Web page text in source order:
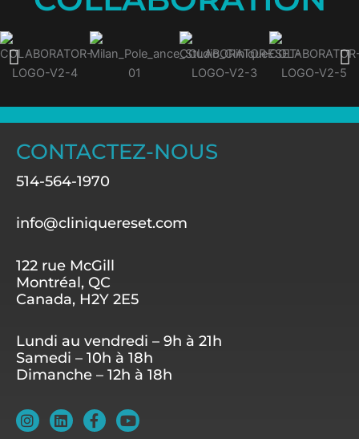
CONTACTEZ-NOUS
514-564-1970
info@cliniquereset.com
122 rue McGill
Montréal, QC
Canada, H2Y 2E5
Lundi au vendredi – 9h à 21h
Samedi – 10h à 18h
Dimanche – 12h à 18h
I
n
L
i
F
a
Y
o